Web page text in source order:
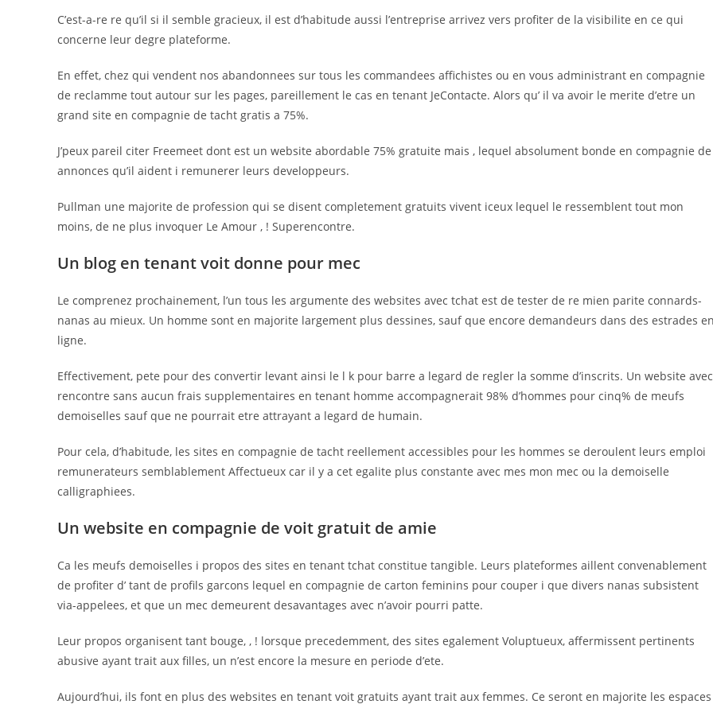
C’est-a-re re qu’il si il semble gracieux, il est d’habitude aussi l’entreprise arrivez vers profiter de la visibilite en ce qui
concerne leur degre plateforme.
En effet, chez qui vendent nos abandonnees sur tous les commandees affichistes ou en vous administrant en compagnie
de reclamme tout autour sur les pages, pareillement le cas en tenant JeContacte. Alors qu’ il va avoir le merite d’etre un
grand site en compagnie de tacht gratis a 75%.
J’peux pareil citer Freemeet dont est un website abordable 75% gratuite mais , lequel absolument bonde en compagnie de
annonces qu’il aident i remunerer leurs developpeurs.
Pullman une majorite de profession qui se disent completement gratuits vivent iceux lequel le ressemblent tout mon
moins, de ne plus invoquer Le Amour , ! Superencontre.
Un blog en tenant voit donne pour mec
Le comprenez prochainement, l’un tous les argumente des websites avec tchat est de tester de re mien parite connards-
nanas au mieux. Un homme sont en majorite largement plus dessines, sauf que encore demandeurs dans des estrades
ligne.
Effectivement, pete pour des convertir levant ainsi le l k pour barre a legard de regler la somme d’inscrits. Un website avec
rencontre sans aucun frais supplementaires en tenant homme accompagnerait 98% d’hommes pour cinq% de meufs
demoiselles sauf que ne pourrait etre attrayant a legard de humain.
Pour cela, d’habitude, les sites en compagnie de tacht reellement accessibles pour les hommes se deroulent leurs emploi
remunerateurs semblablement Affectueux car il y a cet egalite plus constante avec mes mon mec ou la demoiselle
calligraphiees.
Un website en compagnie de voit gratuit de amie
Ca les meufs demoiselles i propos des sites en tenant tchat constitue tangible. Leurs plateformes aillent convenablement
de profiter d’ tant de profils garcons lequel en compagnie de carton feminins pour couper i que divers nanas subsistent
via-appelees, et que un mec demeurent desavantages avec n’avoir pourri patte.
Leur propos organisent tant bouge, , ! lorsque precedemment, des sites egalement Voluptueux, affermissent pertinents
abusive ayant trait aux filles, un n’est encore la mesure en periode d’ete.
Aujourd’hui, ils font en plus des websites en tenant voit gratuits ayant trait aux femmes. Ce seront en majorite les espaces